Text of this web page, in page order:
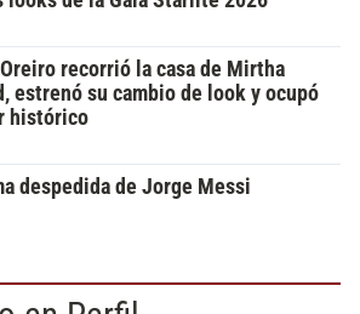
recorrió la casa de Mirtha
estrenó su cambio de look y ocupó
histórico
despedida de Jorge Messi